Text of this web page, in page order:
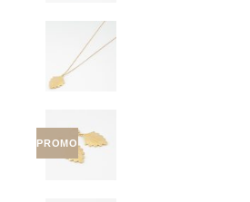
PROMO